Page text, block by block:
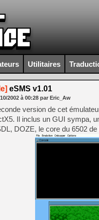
Utilitaires
eSMS v1.01
2002 à 00:28 par Eric_Aw
version de cet
Il inclus un GUI sympa,
DOZE, le core du 6502